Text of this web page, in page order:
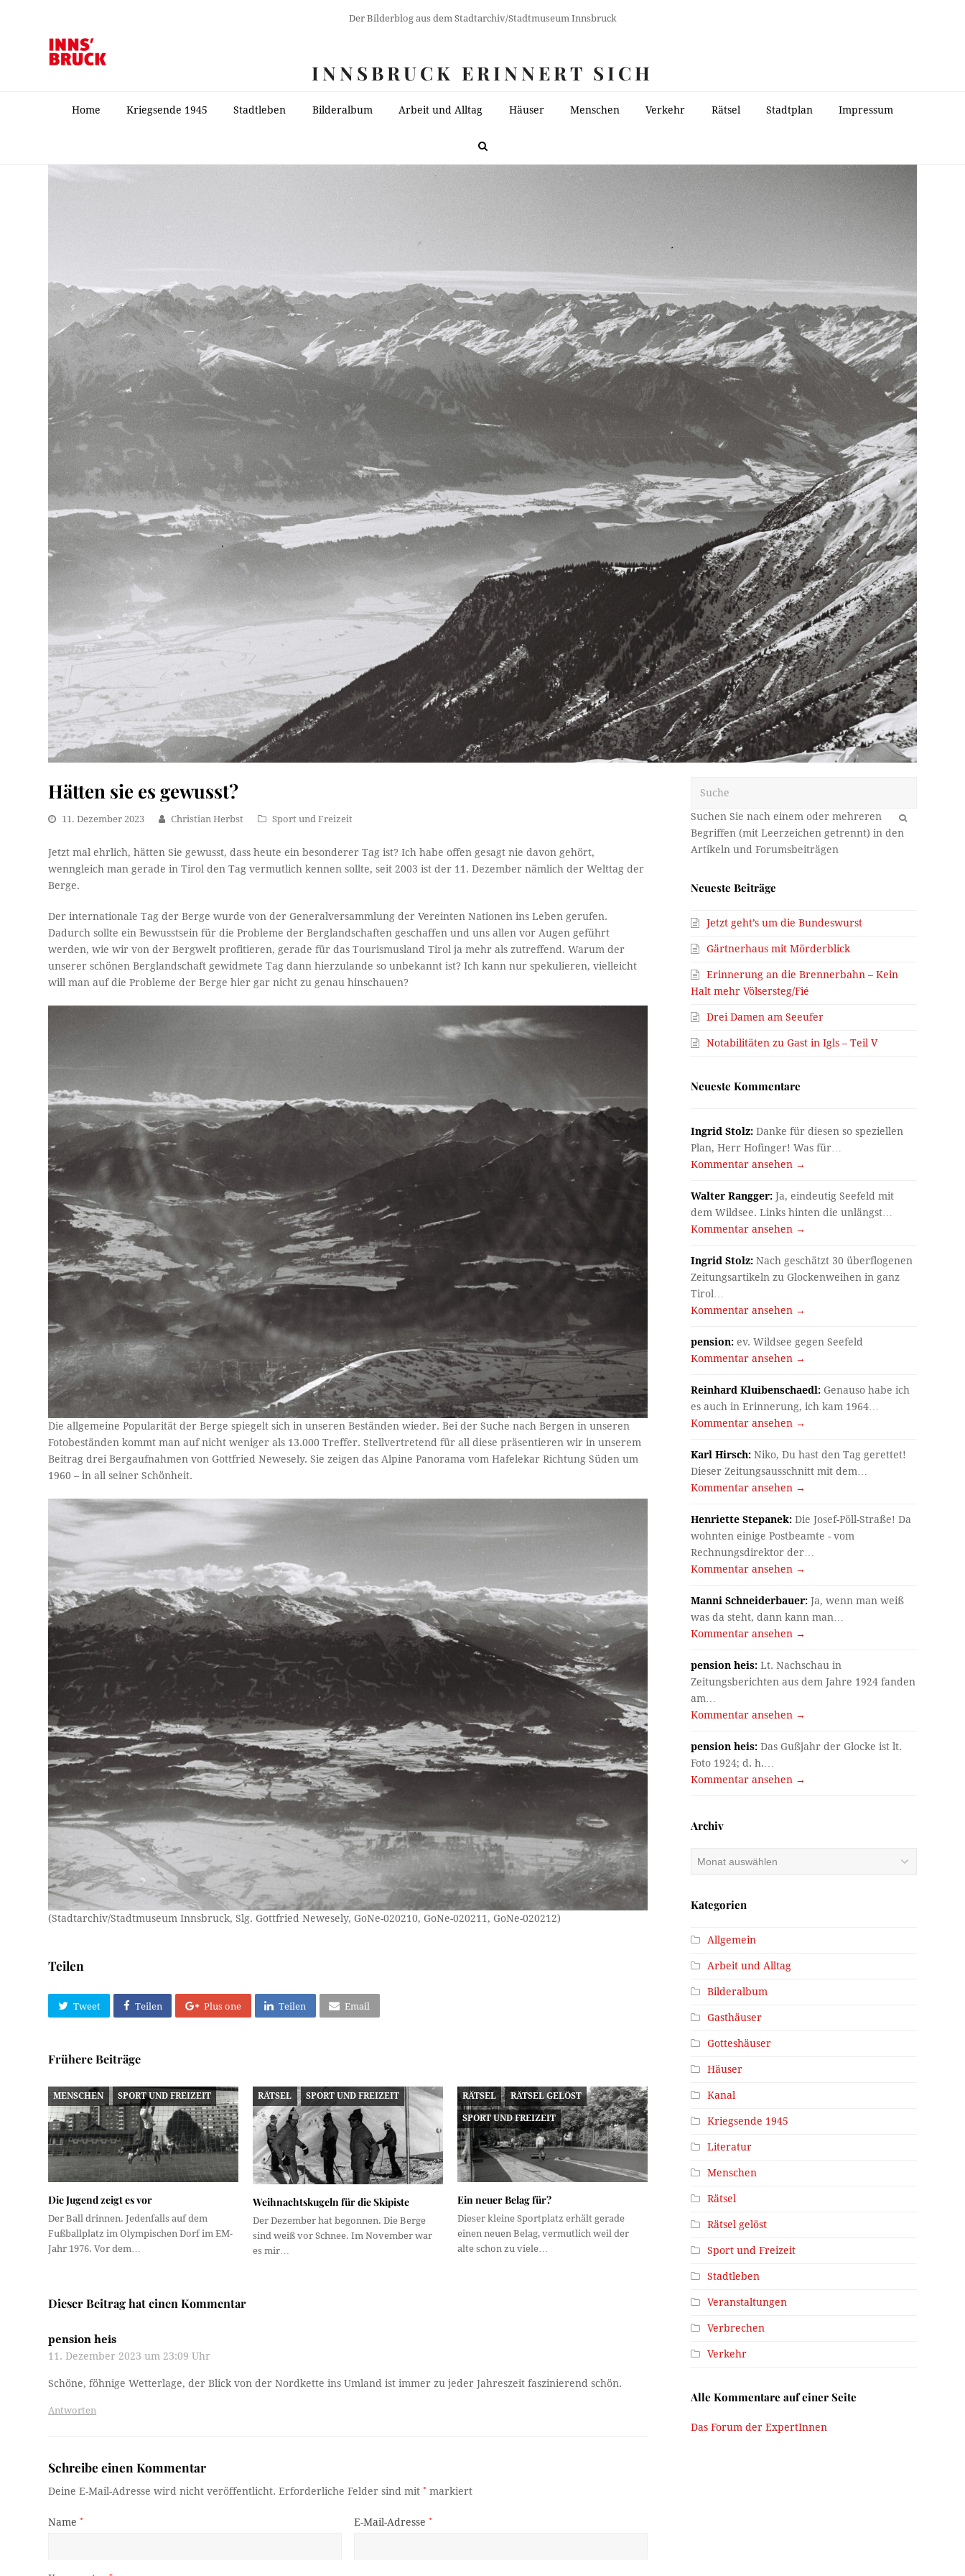
Der Bilderblog aus dem Stadtarchiv/Stadtmuseum Innsbruck
INNSBRUCK ERINNERT SICH
Home Kriegsende 1945 Stadtleben Bilderalbum Arbeit und Alltag Häuser Menschen Verkehr Rätsel Stadtplan Impressum
Hätten sie es gewusst?
11. Dezember 2023 Christian Herbst Sport und Freizeit
Jetzt mal ehrlich, hätten Sie gewusst, dass heute ein besonderer Tag ist? Ich habe offen gesagt nie davon gehört,
wenngleich man gerade in Tirol den Tag vermutlich kennen sollte, seit 2003 ist der 11. Dezember nämlich der Welttag der
Berge.
Der internationale Tag der Berge wurde von der Generalversammlung der Vereinten Nationen ins Leben gerufen.
Dadurch sollte ein Bewusstsein für die Probleme der Berglandschaften geschaffen und uns allen vor Augen geführt
werden, wie wir von der Bergwelt profitieren, gerade für das Tourismusland Tirol ja mehr als zutreffend. Warum der
unserer schönen Berglandschaft gewidmete Tag dann hierzulande so unbekannt ist? Ich kann nur spekulieren, vielleicht
will man auf die Probleme der Berge hier gar nicht zu genau hinschauen?
Die allgemeine Popularität der Berge spiegelt sich in unseren Beständen wieder. Bei der Suche nach Bergen in unseren
Fotobeständen kommt man auf nicht weniger als 13.000 Treffer. Stellvertretend für all diese präsentieren wir in unserem
Beitrag drei Bergaufnahmen von Gottfried Newesely. Sie zeigen das Alpine Panorama vom Hafelekar Richtung Süden um
1960 – in all seiner Schönheit.
(Stadtarchiv/Stadtmuseum Innsbruck, Slg. Gottfried Newesely, GoNe-020210, GoNe-020211, GoNe-020212)
Teilen
Tweet Teilen Plus one Teilen Email
Frühere Beiträge
MENSCHEN SPORT UND FREIZEIT
Die Jugend zeigt es vor
Der Ball drinnen. Jedenfalls auf dem
Fußballplatz im Olympischen Dorf im EM-
Jahr 1976. Vor dem…
RÄTSEL SPORT UND FREIZEIT
Weihnachtskugeln für die Skipiste
Der Dezember hat begonnen. Die Berge
sind weiß vor Schnee. Im November war
es mir…
RÄTSEL RÄTSEL GELÖST
SPORT UND FREIZEIT
Ein neuer Belag für?
Dieser kleine Sportplatz erhält gerade
einen neuen Belag, vermutlich weil der
alte schon zu viele…
Dieser Beitrag hat einen Kommentar
pension heis
11. Dezember 2023 um 23:09 Uhr
Schöne, föhnige Wetterlage, der Blick von der Nordkette ins Umland ist immer zu jeder Jahreszeit faszinierend schön.
Antworten
Schreibe einen Kommentar
Deine E-Mail-Adresse wird nicht veröffentlicht. Erforderliche Felder sind mit* markiert
Name* E-Mail-Adresse *
OK
Neueste Beiträge
Jetzt geht’s um die Bundeswurst
Gärtnerhaus mit Mörderblick
Erinnerung an die Brennerbahn – Kein
Halt mehr Völsersteg/Fié
Drei Damen am Seeufer
Notabilitäten zu Gast in Igls – Teil V
Neueste Kommentare
Ingrid Stolz: Danke für diesen so speziellen
Plan, Herr Hofinger! Was für…
Kommentar ansehen →
Walter Rangger: Ja, eindeutig Seefeld mit
dem Wildsee. Links hinten die unlängst…
Kommentar ansehen →
Ingrid Stolz: Nach geschätzt 30 überflogenen
Zeitungsartikeln zu Glockenweihen in ganz
Tirol…
Kommentar ansehen →
pension: ev. Wildsee gegen Seefeld
Kommentar ansehen →
Reinhard Kluibenschaedl: Genauso habe ich
es auch in Erinnerung, ich kam 1964…
Kommentar ansehen →
Karl Hirsch: Niko, Du hast den Tag gerettet!
Dieser Zeitungsausschnitt mit dem…
Kommentar ansehen →
Henriette Stepanek: Die Josef-Pöll-Straße! Da
wohnten einige Postbeamte - vom
Rechnungsdirektor der…
Kommentar ansehen →
Manni Schneiderbauer: Ja, wenn man weiß
was da steht, dann kann man…
Kommentar ansehen →
pension heis: Lt. Nachschau in
Zeitungsberichten aus dem Jahre 1924 fanden
am…
Kommentar ansehen →
pension heis: Das Gußjahr der Glocke ist lt.
Foto 1924; d. h.…
Kommentar ansehen →
Archiv
Archiv
Kategorien
Allgemein
Arbeit und Alltag
Bilderalbum
Gasthäuser
Gotteshäuser
Häuser
Kanal
Kriegsende 1945
Literatur
Menschen
Rätsel
Rätsel gelöst
Sport und Freizeit
Stadtleben
Veranstaltungen
Verbrechen
Verkehr
Alle Kommentare auf einer Seite
Das Forum der ExpertInnen